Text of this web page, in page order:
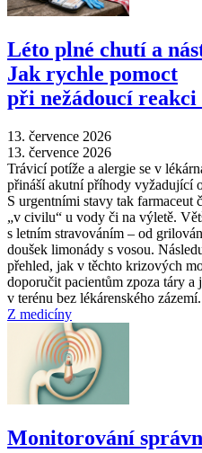
Léto plné chutí a
Jak rychle pomoct
při nežádoucí
13. července 2026
13. července 2026
Trávicí potíže a alergie se v
přináší akutní příhody vyžadující
S urgentními stavy tak farmaceut
„v civilu“ u vody či na výletě.
s letním stravováním –⁠ od
doušek limonády s vosou.
přehled, jak v těchto krizových
doporučit pacientům zpoza táry
v terénu bez lékárenského zázemí.
Z medicíny
Monitorování